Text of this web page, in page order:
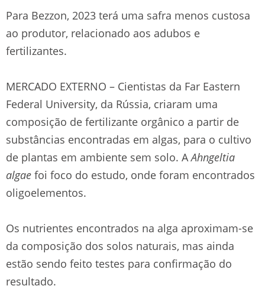
Para Bezzon, 2023 terá uma safra menos custosa
ao produtor, relacionado aos adubos e
fertilizantes.
MERCADO EXTERNO – Cientistas da Far Eastern
Federal University, da Rússia, criaram uma
composição de fertilizante orgânico a partir de
substâncias encontradas em algas, para o cultivo
de plantas em ambiente sem solo. AAhngeltia
algae foi foco do estudo, onde foram encontrados
oligoelementos.
Os nutrientes encontrados na alga aproximam-se
da composição dos solos naturais, mas ainda
estão sendo feito testes para confirmação do
resultado.